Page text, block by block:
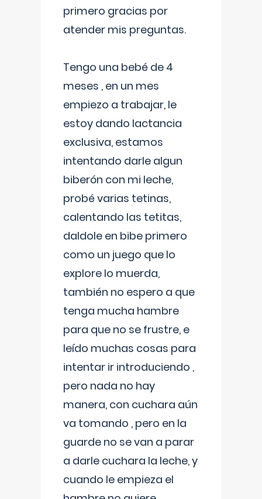
primero gracias por
atender mis preguntas.
Tengo una bebé de 4
meses , en un mes
empiezo a trabajar, le
estoy dando lactancia
exclusiva, estamos
intentando darle algun
biberón con mi leche,
probé varias tetinas,
calentando las tetitas,
daldole en bibe primero
como un juego que lo
explore lo muerda,
también no espero a que
tenga mucha hambre
para que no se frustre, e
leído muchas cosas para
intentar ir introduciendo ,
pero nada no hay
manera, con cuchara aún
va tomando , pero en la
guarde no se van a parar
a darle cuchara la leche, y
cuando le empieza el